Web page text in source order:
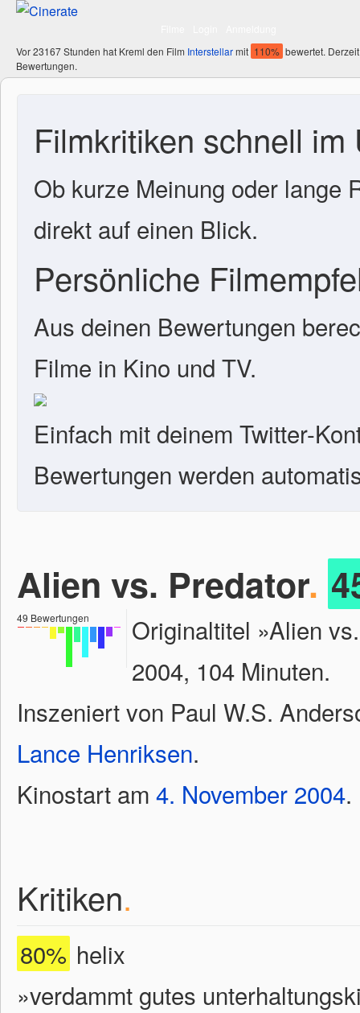
Vor 23167 Stunden hat Kreml den Film Interstellarmit 110% bewertet.
Bewertungen.
Filmkritiken schnell im
Ob kurze Meinung oder lange
direkt auf einen Blick.
Persönliche
Aus deinen Bewertungen
Filme in Kino und TV.
Einfach mit deinem Twitter-
Bewertungen werden
Alien vs. Predator.
49 Bewertungen
Originaltitel »Alien
2004, 104 Minuten.
Inszeniert von Paul W.S.
Lance Henriksen.
Kinostart am 4. November 2004.
Kritiken.
80% helix
»verdammt gutes